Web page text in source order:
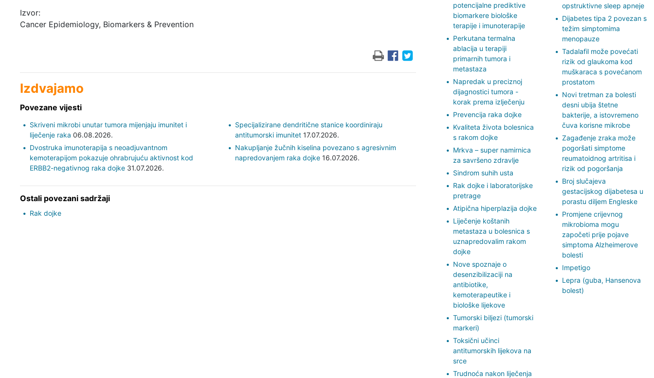
Izvor:
Cancer Epidemiology, Biomarkers & Prevention
Izdvajamo
Povezane vijesti
Skriveni mikrobi unutar tumora mijenjaju imunitet i
liječenje raka 06.08.2026.
Dvostruka imunoterapija s neoadjuvantnom
kemoterapijom pokazuje ohrabrujuću aktivnost kod
ERBB2-negativnog raka dojke31.07.2026.
Specijalizirane dendritične stanice koordiniraju
antitumorski imunitet 17.07.2026.
Nakupljanje žučnih kiselina povezano s agresivnim
napredovanjem raka dojke 16.07.2026.
Ostali povezani sadržaji
Rak dojke
potencijalne prediktive
biomarkere biološke
terapije i imunoterapije
Perkutana termalna
ablacija u terapiji
primarnih tumora i
metastaza
Napredak u preciznoj
dijagnostici tumora -
korak prema izlječenju
Prevencija raka dojke
Kvaliteta života bolesnica
s rakom dojke
Mrkva – super namirnica
za savršeno zdravlje
Sindrom suhih usta
Rak dojke i laboratorijske
pretrage
Atipična hiperplazija dojke
Liječenje koštanih
metastaza u bolesnica s
uznapredovalim rakom
dojke
Nove spoznaje o
desenzibilizaciji na
antibiotike,
kemoterapeutike i
biološke lijekove
Tumorski biljezi (tumorski
markeri)
Toksični učinci
antitumorskih lijekova na
srce
Trudnoća nakon liječenja
opstruktivne sleep apneje
Dijabetes tipa 2 povezan s
težim simptomima
menopauze
Tadalafil može povećati
rizik od glaukoma kod
muškaraca s povećanom
prostatom
Novi tretman za bolesti
desni ubija štetne
bakterije, a istovremeno
čuva korisne mikrobe
Zagađenje zraka može
pogoršati simptome
reumatoidnog artritisa i
rizik od pogoršanja
Broj slučajeva
gestacijskog dijabetesa u
porastu diljem Engleske
Promjene crijevnog
mikrobioma mogu
započeti prije pojave
simptoma Alzheimerove
bolesti
Impetigo
Lepra (guba, Hansenova
bolest)